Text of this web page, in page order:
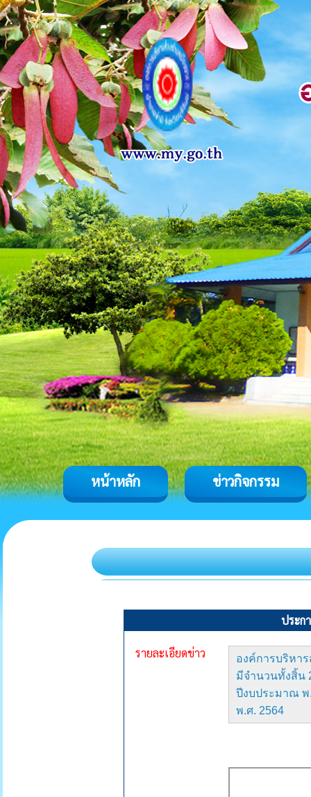
หน้าหลัก ข่าวกิจกรรม
ประก
รายละเอียดข่าว
องค์การบริหา
มีจำนวนทั้งสิ้น
ปีงบประมาณ พ
พ.ศ. 2564